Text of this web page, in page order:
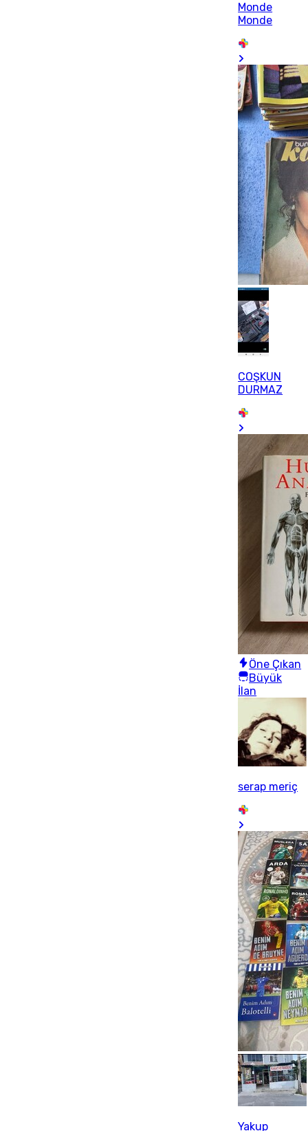
Monde
Monde
COŞKUN
DURMAZ
Öne Çıkan
Büyük
İlan
serap meriç
Yakup